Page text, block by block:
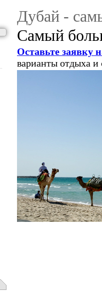
Дубай -
Самый
Оставьте заявку
варианты отдыха